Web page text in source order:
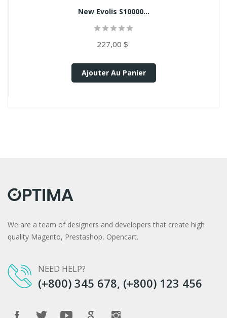
New Evolis S10000...
227,00 $
Ajouter Au Panier
We are a team of designers and developers that create high
quality Magento, Prestashop, Opencart.
NEED HELP?
(+800) 345 678, (+800) 123 456